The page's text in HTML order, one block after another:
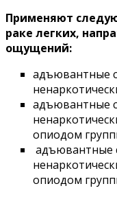
Применяют
раке легких,
ощущений:
адъювантные
адъювантные
опиодом
адъювантные
опиодом